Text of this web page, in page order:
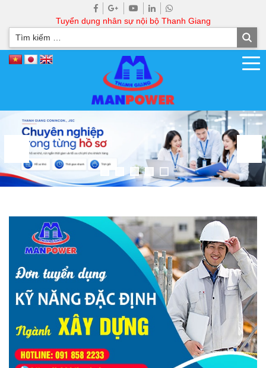
Tuyển dụng nhân sự nội bộ Thanh Giang